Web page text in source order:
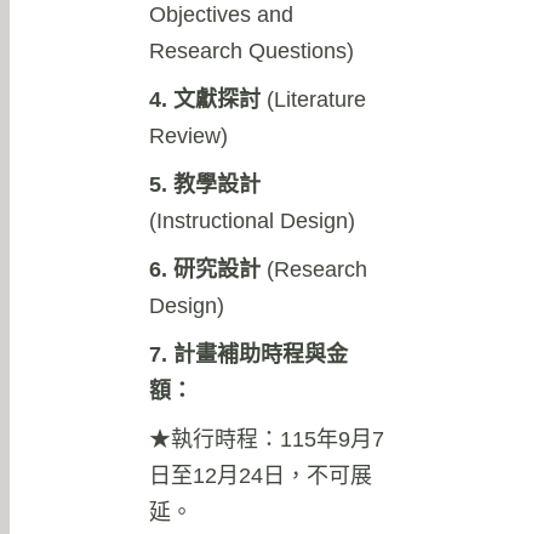
Objectives and
Research Questions)
4. 文獻探討 (Literature
Review)
5. 教學設計
(Instructional Design)
6. 研究設計 (Research
Design)
7. 計畫補助時程與金
額：
★執行時程：115年9月7
日至12月24日，不可展
延。